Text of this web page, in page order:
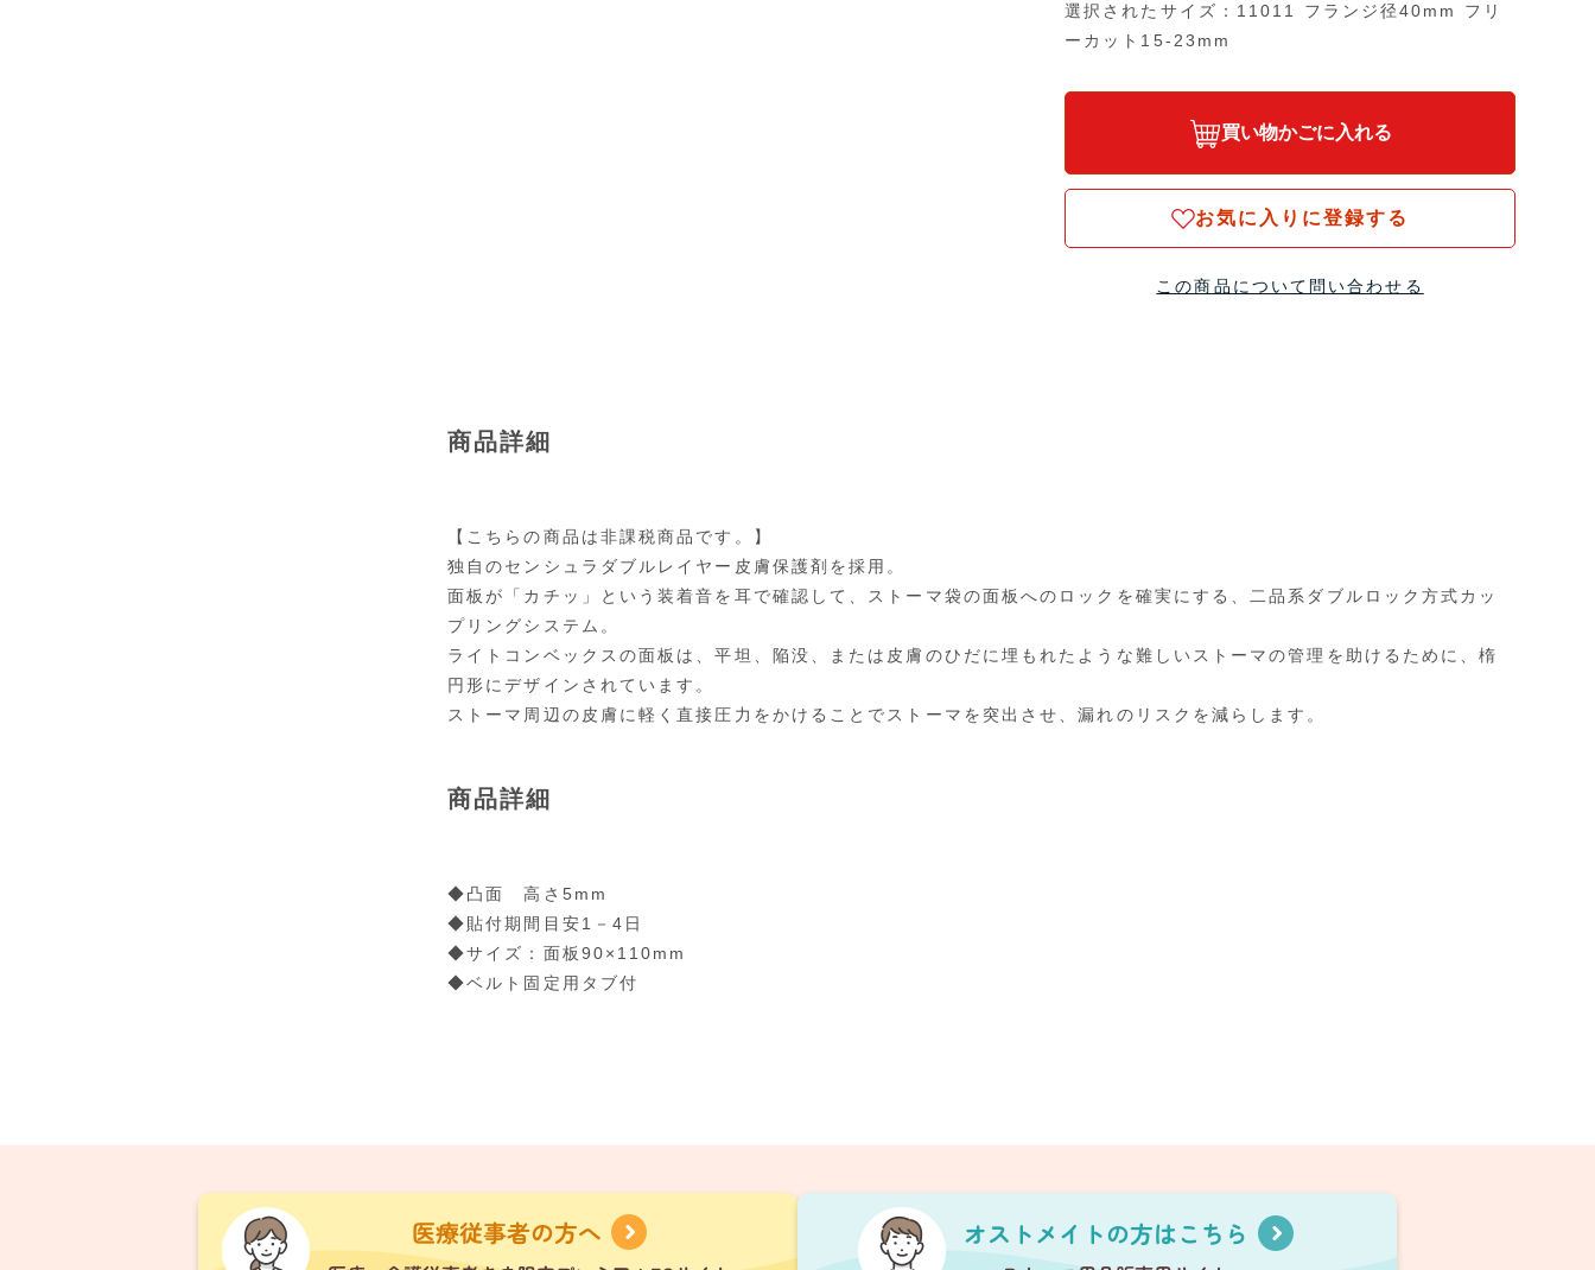
選択されたサイズ：11011 フランジ径40mm フリ
ーカット15-23mm
買い物かごに入れる
お気に入りに登録する
この商品について問い合わせる
商品詳細
【こちらの商品は非課税商品です。】
独自のセンシュラダブルレイヤー皮膚保護剤を採用。
面板が「カチッ」という装着音を耳で確認して、ストーマ袋の面板へのロックを確実にする、二品系ダブルロック方式カッ
プリングシステム。
ライトコンベックスの面板は、平坦、陥没、または皮膚のひだに埋もれたような難しいストーマの管理を助けるために、楕
円形にデザインされています。
ストーマ周辺の皮膚に軽く直接圧力をかけることでストーマを突出させ、漏れのリスクを減らします。
商品詳細
◆凸面 高さ5mm
◆貼付期間目安1－4日
◆サイズ：面板90×110mm
◆ベルト固定用タブ付